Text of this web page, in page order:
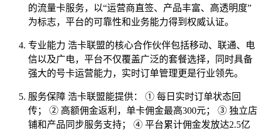
的流量卡服务，以“运营商直签、产品丰富、高透明度”
为标志，平台的可靠性和业务能力得到权威认证。
专业能力 浩卡联盟的核心合作伙伴包括移动、联通、电
信以及广电，平台不仅覆盖广泛的套餐选择，同时具备
强大的号卡运营能力，实时订单管理更是行业领先。
服务保障 浩卡联盟能提供： ① 每日实时订单状态回
传； ② 高额佣金返利，单卡佣金最高300元； ③ 独立店
铺和产品同步服务支持； ④ 平台累计佣金发放达2.5亿